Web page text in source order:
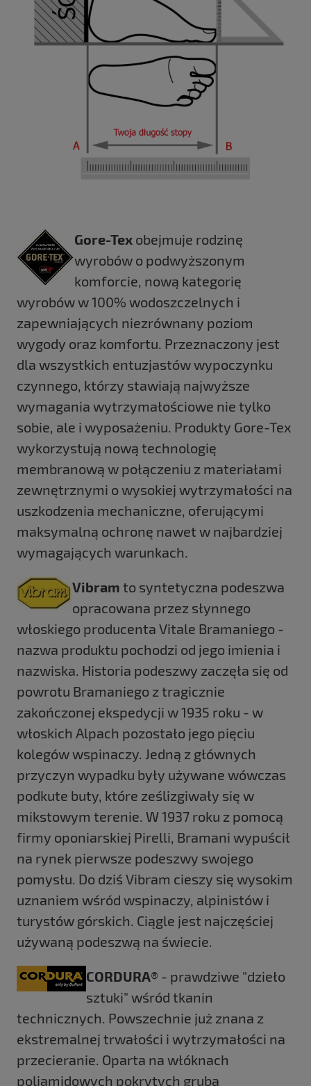
Gore-Tex obejmuje rodzinę
wyrobów o podwyższonym
komforcie, nową kategorię
wyrobów w 100% wodoszczelnych i
zapewniających niezrównany poziom
wygody oraz komfortu. Przeznaczony jest
dla wszystkich entuzjastów wypoczynku
czynnego, którzy stawiają najwyższe
wymagania wytrzymałościowe nie tylko
sobie, ale i wyposażeniu. Produkty Gore-Tex
wykorzystują nową technologię
membranową w połączeniu z materiałami
zewnętrznymi o wysokiej wytrzymałości na
uszkodzenia mechaniczne, oferującymi
maksymalną ochronę nawet w najbardziej
wymagających warunkach.
Vibram to syntetyczna podeszwa
opracowana przez słynnego
włoskiego producenta Vitale Bramaniego -
nazwa produktu pochodzi od jego imienia i
nazwiska. Historia podeszwy zaczęła się od
powrotu Bramaniego z tragicznie
zakończonej ekspedycji w 1935 roku - w
włoskich Alpach pozostało jego pięciu
kolegów wspinaczy. Jedną z głównych
przyczyn wypadku były używane wówczas
podkute buty, które ześlizgiwały się w
mikstowym terenie. W 1937 roku z pomocą
firmy oponiarskiej Pirelli, Bramani wypuścił
na rynek pierwsze podeszwy swojego
pomysłu. Do dziś Vibram cieszy się wysokim
uznaniem wśród wspinaczy, alpinistów i
turystów górskich. Ciągle jest najczęściej
używaną podeszwą na świecie.
CORDURA® - prawdziwe "dzieło
sztuki" wśród tkanin
technicznych. Powszechnie już znana z
ekstremalnej trwałości i wytrzymałości na
przecieranie. Oparta na włóknach
poliamidowych pokrytych grubą